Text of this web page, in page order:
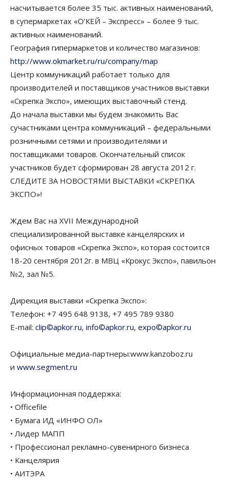
насчитывается более 35 тыс. активных наименований,
в супермаркетах «О’КЕЙ – Экспресс» – более 9 тыс.
активных наименований.
География гипермаркетов и количество магазинов:
http://www.okmarket.ru/ru/company/map
Центр коммуникаций работает только для
производителей и поставщиков участников выставки
«Скрепка Экспо», имеющих выставочный стенд.
До начала выставки мы будем знакомить Вас
сучастниками центра коммуникаций – федеральными
розничными сетями и производителями и
поставщиками товаров. Окончательный список
участников будет сформирован 28 августа 2012 г.
СЛЕДИТЕ ЗА НОВОСТЯМИ ВЫСТАВКИ «СКРЕПКА
ЭКСПО»!
Ждем Вас на XVII Международной
специализированной выставке канцелярских и
офисных товаров «Скрепка Экспо», которая состоится
18-20 сентября 2012г. в МВЦ «Крокус Экспо», павильон
№2, зал №5.
Дирекция выставки «Скрепка Экспо»:
Телефон: +7 495 648 9138, +7 495 789 9380
E-mail: clip©apkor.ru, info©apkor.ru, expo©apkor.ru
Официальные медиа-партнеры:www.kanzoboz.ru
и www.segment.ru
Информационная поддержка:
• Officefile
• Бумага ИД «ИНФО ОЛ»
• Лидер МАПП
• Профессионал рекламно-сувенирного бизнеса
• Канцелярия
• АИТЭРА